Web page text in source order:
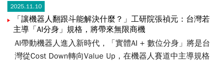
2025.11.10
「讓機器人翻跟斗能解決什麼？」工研院張禎元：台灣若
主導「AI分身」規格，將帶來無限商機
AI帶動機器人進入新時代，「實體AI + 數位分身」將是台
灣從Cost Down轉向Value Up，在機器人賽道中主導規格